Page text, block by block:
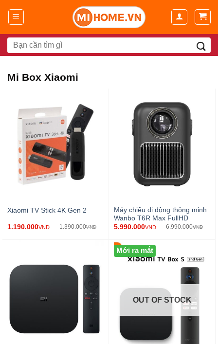
đến
dungSearch
for:
Mi Box Xiaomi
Xiaomi TV Stick 4K Gen 2
1.190.000VND 1.390.000VND
Máy chiếu di động thông minh
Wanbo T6R Max FullHD
5.990.000VND 6.990.000VND
Mới ra mắt
OUT OF STOCK